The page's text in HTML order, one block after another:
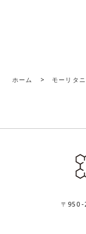
ホーム > モーリタ
〒950-